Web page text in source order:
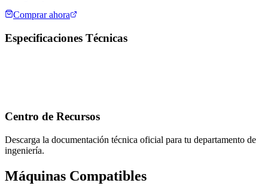
Comprar ahora
Especificaciones Técnicas
Centro de Recursos
Descarga la documentación técnica oficial para tu departamento de
ingeniería.
Máquinas Compatibles